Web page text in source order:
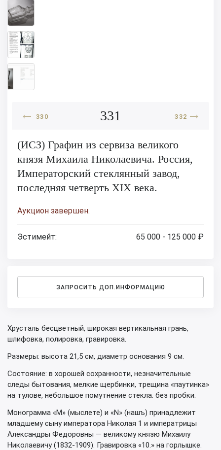
330 331 332
(ИСЗ) Графин из сервиза великого
князя Михаила Николаевича. Россия,
Императорский стеклянный завод,
последняя четверть XIX века.
Аукцион завершен.
Эстимейт: 65 000 - 125 000 ₽
ЗАПРОСИТЬ ДОП.ИНФОРМАЦИЮ
Хрусталь бесцветный, широкая вертикальная грань,
шлифовка, полировка, гравировка.
Размеры: высота 21,5 см, диаметр основания 9 см.
Состояние: в хорошей сохранности, незначительные
следы бытования, мелкие щербинки, трещина «паутинка»
на тулове, небольшое помутнение стекла. без пробки.
Монограмма «М» (мыслете) и «N» (нашъ) принадлежит
младшему сыну императора Николая 1 и императрицы
Александры Федоровны — великому князю Михаилу
Николаевичу (1832-1909). Гравировка «10.» на горлышке.